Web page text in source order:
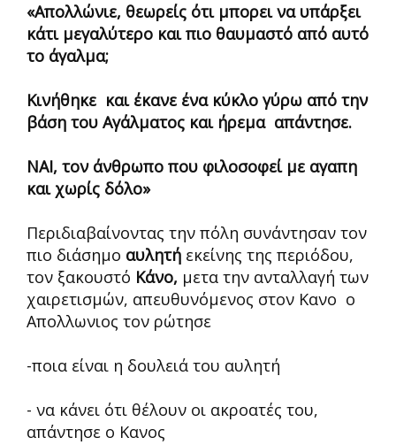
«Απολλώνιε, θεωρείς ότι μπορει να υπάρξει
κάτι μεγαλύτερο και πιο θαυμαστό από αυτό
το άγαλμα;
Κινήθηκε και έκανε ένα κύκλο γύρω από την
βάση του Αγάλματος και ήρεμα απάντησε.
ΝΑΙ, τον άνθρωπο που φιλοσοφεί με αγαπη
και χωρίς δόλο»
Περιδιαβαίνοντας την πόλη συνάντησαν τον
πιο διάσημο αυλητή εκείνης της περιόδου,
τον ξακουστό Κάνο, μετα την ανταλλαγή των
χαιρετισμών, απευθυνόμενος στον Κανο ο
Απολλωνιος τον ρώτησε
-ποια είναι η δουλειά του αυλητή
- να κάνει ότι θέλουν οι ακροατές του,
απάντησε ο Κανος